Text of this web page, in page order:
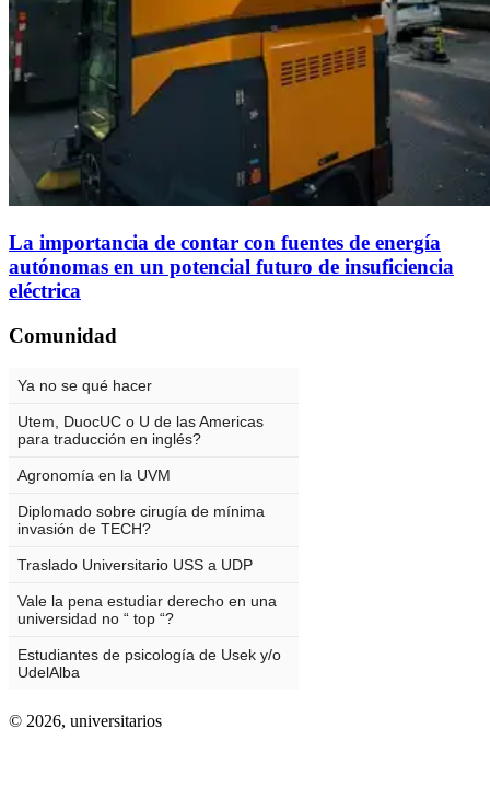
La importancia de contar con fuentes de energía
autónomas en un potencial futuro de insuficiencia
eléctrica
Comunidad
© 2026, universitarios